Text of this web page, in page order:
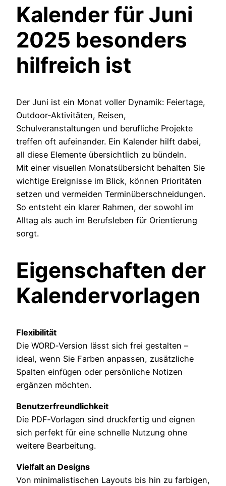
Kalender für Juni
2025 besonders
hilfreich ist
Der Juni ist ein Monat voller Dynamik: Feiertage,
Outdoor‑Aktivitäten, Reisen,
Schulveranstaltungen und berufliche Projekte
treffen oft aufeinander. Ein Kalender hilft dabei,
all diese Elemente übersichtlich zu bündeln.
Mit einer visuellen Monatsübersicht behalten Sie
wichtige Ereignisse im Blick, können Prioritäten
setzen und vermeiden Terminüberschneidungen.
So entsteht ein klarer Rahmen, der sowohl im
Alltag als auch im Berufsleben für Orientierung
sorgt.
Eigenschaften der
Kalendervorlagen
Flexibilität
Die WORD‑Version lässt sich frei gestalten –
ideal, wenn Sie Farben anpassen, zusätzliche
Spalten einfügen oder persönliche Notizen
ergänzen möchten.
Benutzerfreundlichkeit
Die PDF‑Vorlagen sind druckfertig und eignen
sich perfekt für eine schnelle Nutzung ohne
weitere Bearbeitung.
Vielfalt an Designs
Von minimalistischen Layouts bis hin zu farbigen,